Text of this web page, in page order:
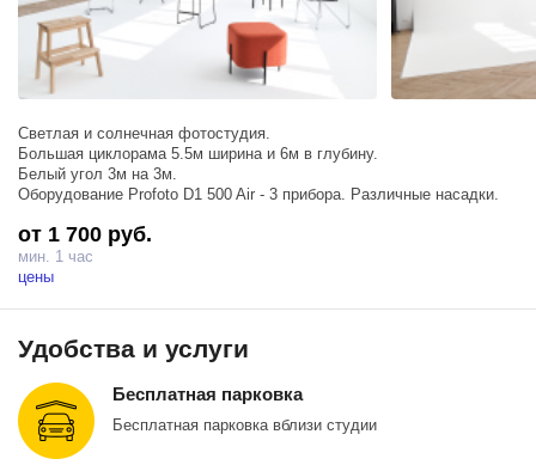
Светлая и солнечная фотостудия.
Большая циклорама 5.5м ширина и 6м в глубину.
Белый угол 3м на 3м.
Оборудование Profoto D1 500 Air - 3 прибора. Различные насадки.
от 1 700 руб.
мин. 1 час
цены
Удобства и услуги
Бесплатная парковка
Бесплатная парковка вблизи студии